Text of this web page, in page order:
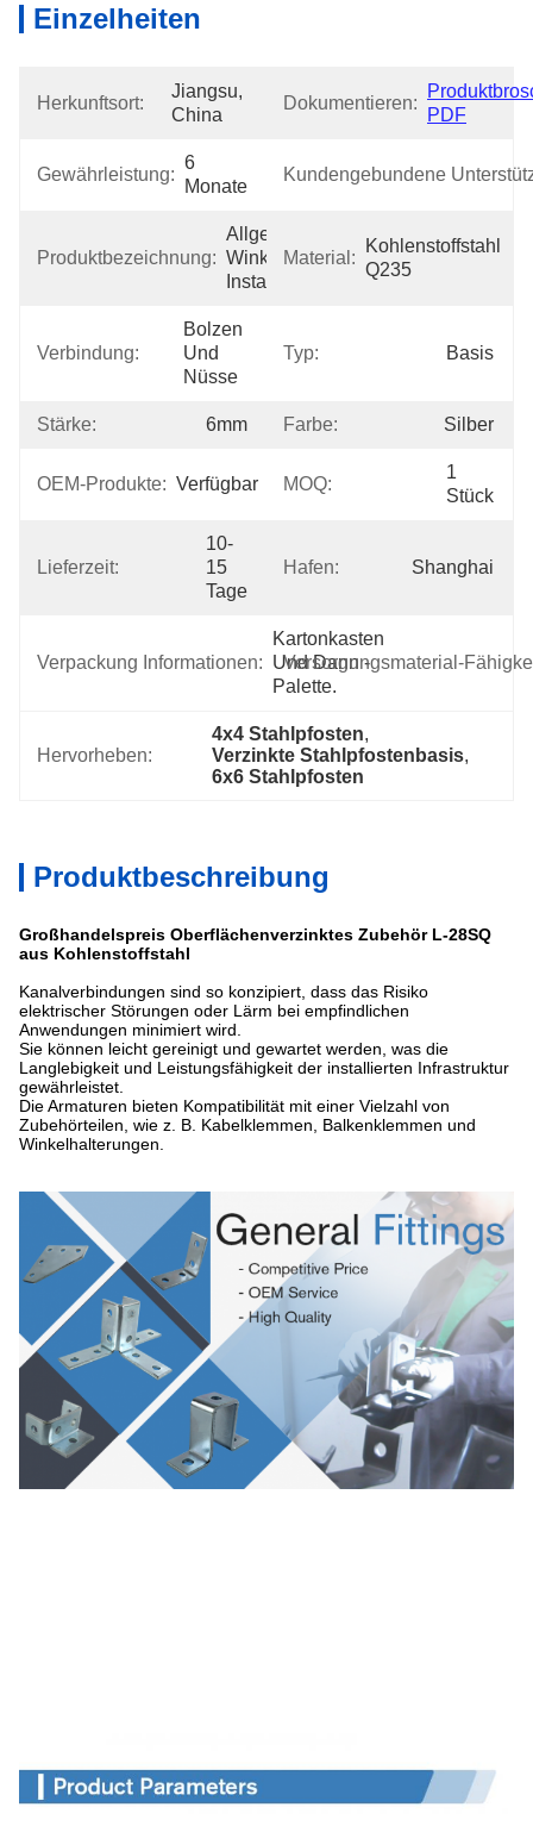
Einzelheiten
Herkunftsort:
Jiangsu,
China
Dokumentieren:
PDF
Gewährleistung:
6
Monate
Kundengebundene
Produktbezeichnung:
Allgemeine
Winkel-
Installationen
Material:
Kohlenstoffstahl
Q235
Verbindung:
Bolzen
Und
Nüsse
Typ: Basis
Stärke: 6mm Farbe: Silber
OEM-Produkte: Verfügbar MOQ:
1
Stück
Lieferzeit:
10-
15
Tage
Hafen: Shanghai
Verpackung Informationen:
Kartonkasten
Und Dann -
Palette.
Versorgungsmaterial-
Hervorheben:
4x4 Stahlpfosten,
Verzinkte Stahlpfostenbasis,
6x6 Stahlpfosten
Produktbeschreibung
Großhandelspreis Oberflächenverzinktes Zubehör L-28SQ
aus Kohlenstoffstahl
Kanalverbindungen sind so konzipiert, dass das Risiko
elektrischer Störungen oder Lärm bei empfindlichen
Anwendungen minimiert wird.
Sie können leicht gereinigt und gewartet werden, was die
Langlebigkeit und Leistungsfähigkeit der installierten Infrastruktur
gewährleistet.
Die Armaturen bieten Kompatibilität mit einer Vielzahl von
Zubehörteilen, wie z. B. Kabelklemmen, Balkenklemmen und
Winkelhalterungen.